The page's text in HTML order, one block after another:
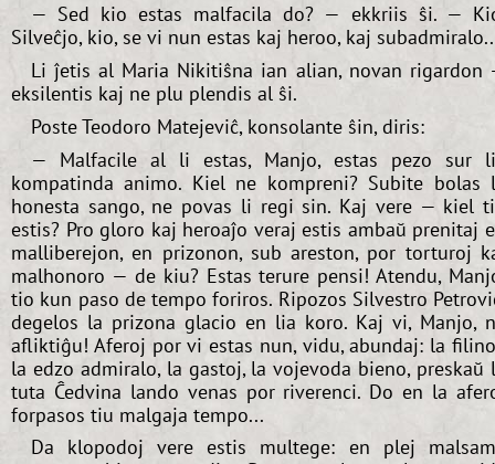
— Sed kio estas malfacila do? — ekkriis ŝi. —
Silveĉjo, kio, se vi nun estas kaj heroo, kaj
Li ĵetis al Maria Nikitiŝna ian alian, novan rigardon
eksilentis kaj ne plu plendis al ŝi.
Poste Teodoro Matejeviĉ, konsolante ŝin, diris:
— Malfacile al li estas, Manjo, estas pezo sur
kompatinda animo. Kiel ne kompreni? Subite bolas
honesta sango, ne povas li regi sin. Kaj vere — kiel
estis? Pro gloro kaj heroaĵo veraj estis ambaŭ prenitaj
malliberejon, en prizonon, sub areston, por torturoj
malhonoro — de kiu? Estas terure pensi! Atendu,
tio kun paso de tempo foriros. Ripozos Silvestro
degelos la prizona glacio en lia koro. Kaj vi, Manjo,
afliktiĝu! Aferoj por vi estas nun, vidu, abundaj: la
la edzo admiralo, la gastoj, la vojevoda bieno, preskaŭ
tuta Ĉedvina lando venas por riverenci. Do en la
forpasos tiu malgaja tempo...
Da klopodoj vere estis multege: en plej